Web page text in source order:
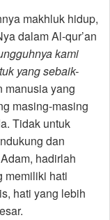
makhluk hidup,
dalam Al-qur’an
kami
yang sebaik-
manusia yang
masing-masing
Tidak untuk
dan
hadirlah
memiliki hati
hati yang lebih